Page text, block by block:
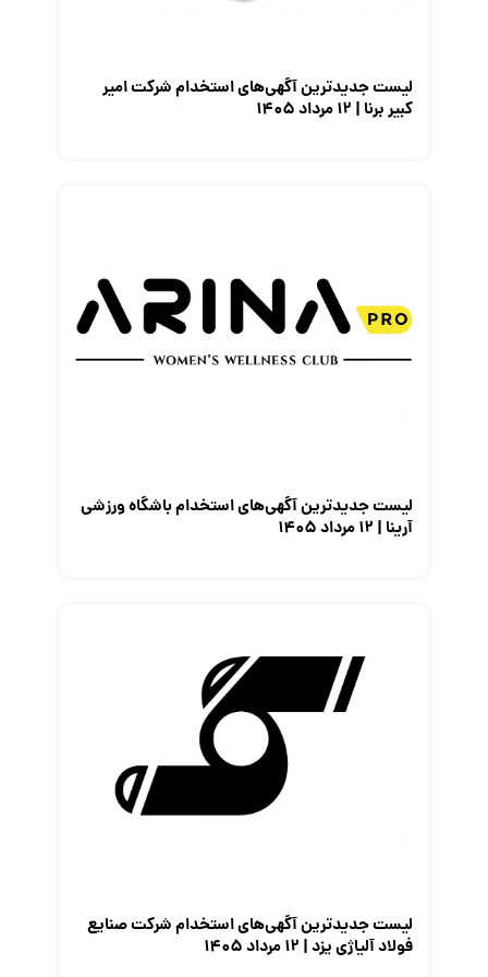
لیست جدیدترین آگهی‌های استخدام شرکت امیر
کبیر برنا | ۱۲ مرداد ۱۴۰۵
لیست جدیدترین آگهی‌های استخدام باشگاه ورزشی
آرینا | ۱۲ مرداد ۱۴۰۵
لیست جدیدترین آگهی‌های استخدام شرکت صنایع
فولاد آلیاژی یزد | ۱۲ مرداد ۱۴۰۵